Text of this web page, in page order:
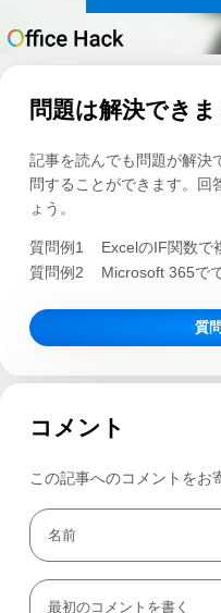
問題は解決でき
記事を読んでも問題が解決
問することができます。回
ょう。
質問例1
ExcelのIF関数で
質問例2
Microsoft 365で
質
コメント
この記事へのコメントをお